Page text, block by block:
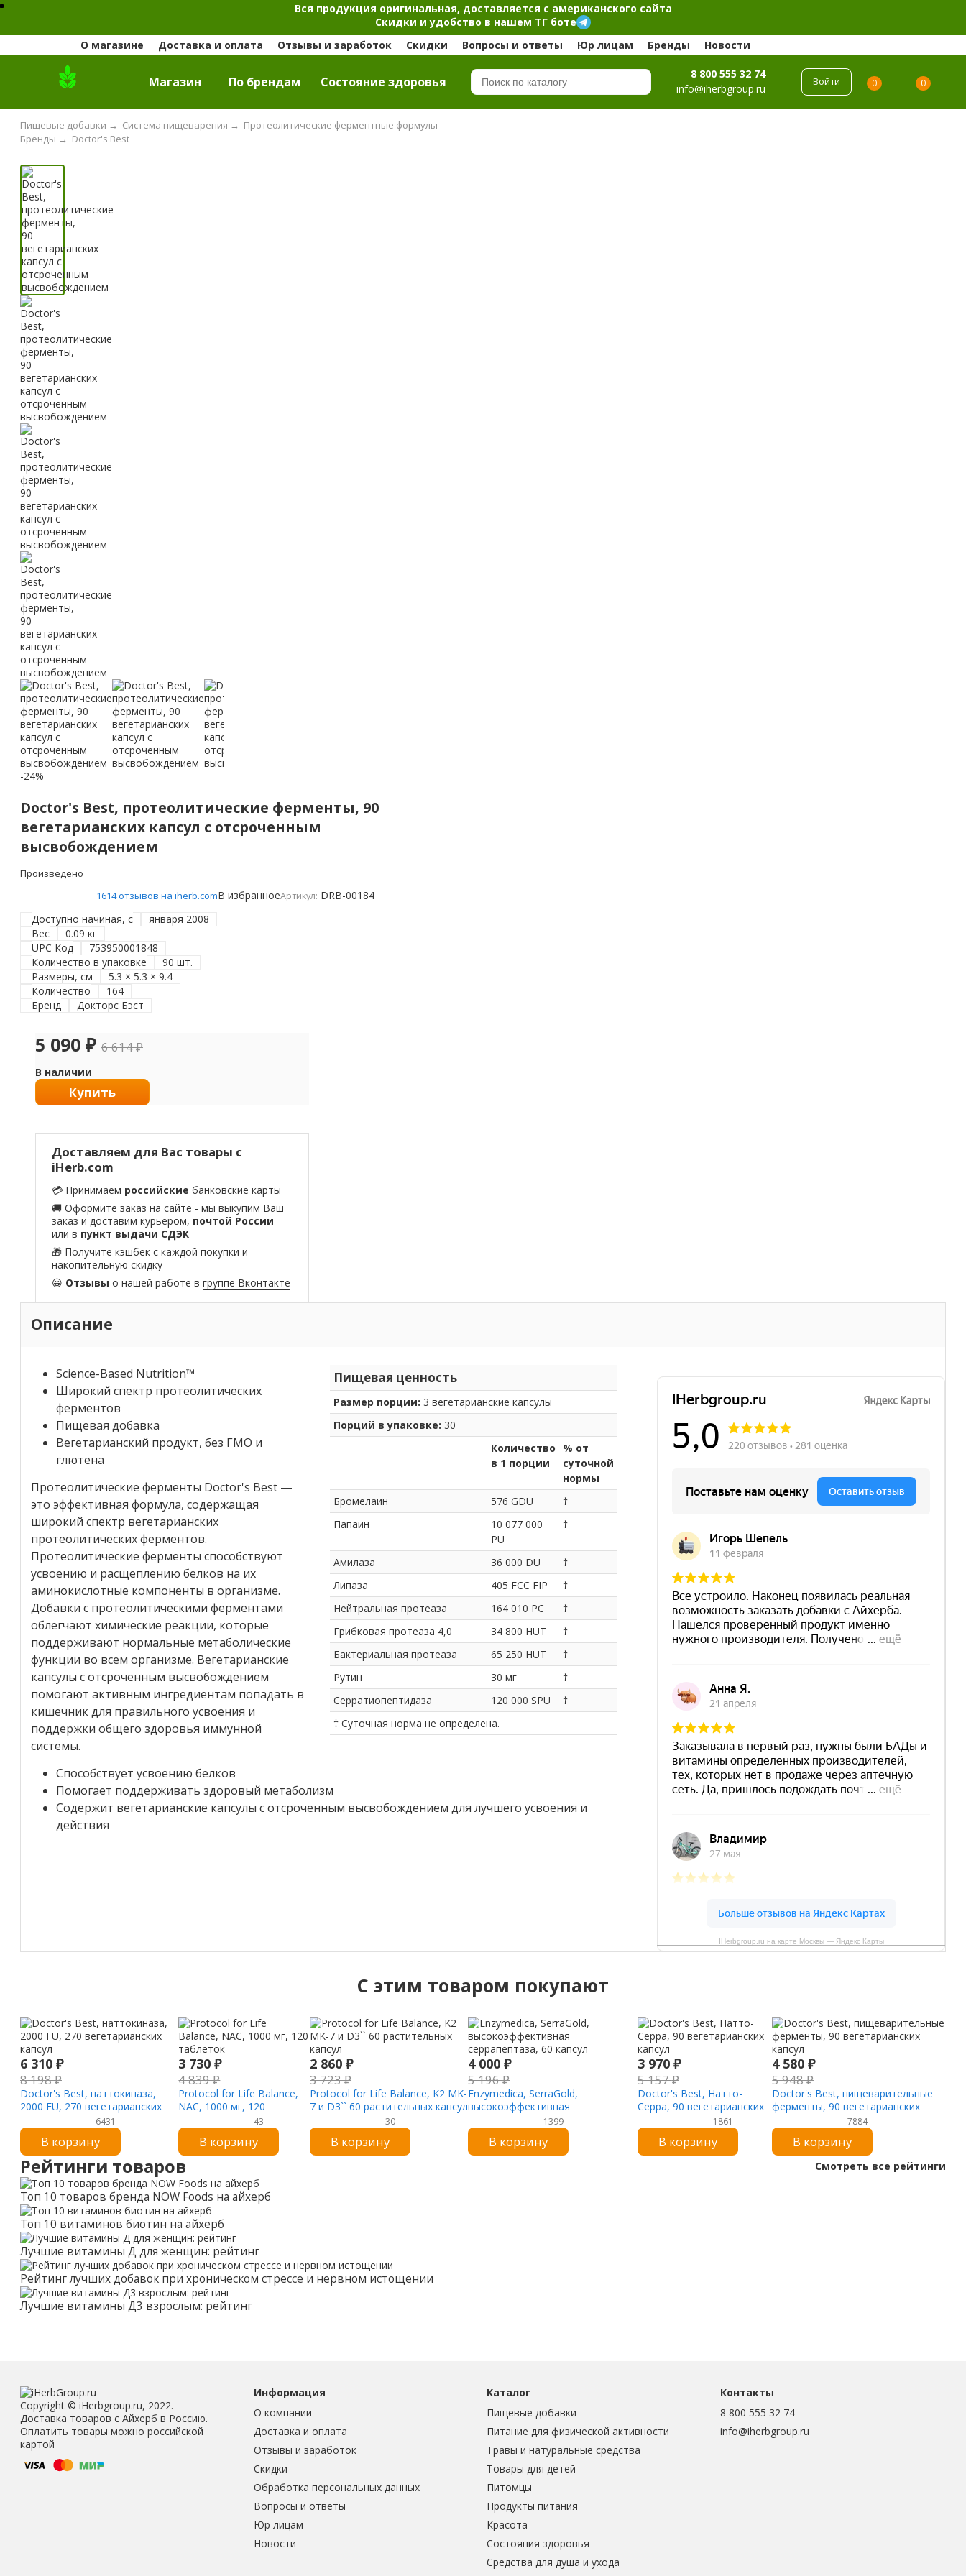
Вся продукция оригинальная, доставляется с американского сайта
Скидки и удобство в нашем ТГ боте
О магазине
Доставка и оплата Отзывы и заработок Скидки Вопросы и ответы Юр лицам Бренды Новости
Магазин По брендам Cостояние здоровья
8 800 555 32 74
info@iherbgroup.ru
Войти 0 0
Пищевые добавки → Система пищеварения → Протеолитические ферментные формулы
Doctor's Best
Бренды →
-24%
Doctor's Best, протеолитические ферменты, 90
вегетарианских капсул с отсроченным
высвобождением
Произведено
1614 отзывов на iherb.comВ избранноеАртикул: DRB-00184
Доступно начиная, с
января 2008
Вес
0.09 кг
UPC Код
753950001848
Количество в упаковке
90 шт.
Размеры, см
5.3 × 5.3 × 9.4
Количество
164
Бренд
Докторс Бэст
5 090 ₽ 6 614₽
В наличии
Купить
Доставляем для Вас товары с
iHerb.com
💳 Принимаем российские банковские карты
🚚 Оформите заказ на сайте - мы выкупим Ваш
заказ и доставим курьером, почтой России
или в пункт выдачи СДЭК
🎁 Получите кэшбек с каждой покупки и
накопительную скидку
😀 Отзывы о нашей работе вгруппе Вконтакте
Описание
Пищевая ценность
Размер порции: 3 вегетарианские капсулы
Порций в упаковке: 30
Количество
в 1 порции
% от
суточной
нормы
Бромелаин
576 GDU
†
Папаин
10 077 000
PU
†
Амилаза 36 000 DU
†
Липаза
405 FCC FIP
†
Нейтральная протеаза
164 010 PC
†
Грибковая протеаза 4,0
34 800 HUT
†
Бактериальная протеаза
65 250 HUT
†
Рутин
30 мг
†
Серратиопептидаза
120 000 SPU
†
† Суточная норма не определена.
Science-Based Nutrition™
Широкий спектр протеолитических
ферментов
Пищевая добавка
Вегетарианский продукт, без ГМО и
глютена
Протеолитические ферменты Doctor's Best —
это эффективная формула, содержащая
широкий спектр вегетарианских
протеолитических ферментов.
Протеолитические ферменты способствуют
усвоению и расщеплению белков на их
аминокислотные компоненты в организме.
Добавки с протеолитическими ферментами
облегчают химические реакции, которые
поддерживают нормальные метаболические
функции во всем организме. Вегетарианские
капсулы с отсроченным высвобождением
помогают активным ингредиентам попадать в
кишечник для правильного усвоения и
поддержки общего здоровья иммунной
системы.
Способствует усвоению белков
Помогает поддерживать здоровый метаболизм
Содержит вегетарианские капсулы с отсроченным высвобождением для лучшего усвоения и
действия
IHerbgroup.ru на карте Москвы — Яндекс Карты
C этим товаром покупают
6 310 ₽
8 198₽
Doctor's Best, наттокиназа,
2000 FU, 270 вегетарианских
6431
В корзину
3 730₽
4 839₽
Protocol for Life Balance,
NAC, 1000 мг, 120
43
В корзину
2 860₽
3 723₽
Protocol for Life Balance, K2 MK-
7 и D3`` 60 растительных капсул
30
В корзину
4 000₽
5 196₽
Enzymedica, SerraGold,
высокоэффективная
серрапептаза, 60 капсул
1399
В корзину
3 970 ₽
5 157₽
Doctor's Best, Натто-
Серра, 90 вегетарианских
1861
В корзину
4 580₽
5 948₽
Doctor's Best, пищеварительные
ферменты, 90 вегетарианских
7884
В корзину
Рейтинги товаров Смотреть все рейтинги
Топ 10 товаров бренда NOW Foods на айхерб
Топ 10 витаминов биотин на айхерб
Лучшие витамины Д для женщин: рейтинг
Рейтинг лучших добавок при хроническом стрессе и нервном истощении
Лучшие витамины Д3 взрослым: рейтинг
Copyright © iHerbgroup.ru, 2022.
Доставка товаров с Айхерб в Россию.
Оплатить товары можно российской
картой
Информация
О компании
Доставка и оплата
Отзывы и заработок
Скидки
Обработка персональных данных
Вопросы и ответы
Юр лицам
Новости
Каталог
Пищевые добавки
Питание для физической активности
Травы и натуральные средства
Товары для детей
Питомцы
Продукты питания
Красота
Состояния здоровья
Средства для душа и ухода
Контакты
8 800 555 32 74
info@iherbgroup.ru